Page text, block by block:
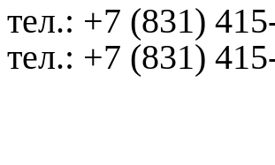
тел.: +7 (831)
тел.: +7 (831)